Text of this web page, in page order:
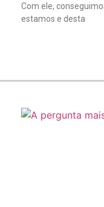
Com ele,
estamos e desta